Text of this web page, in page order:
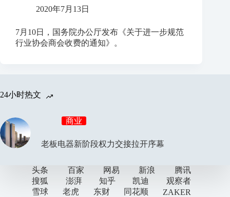
2020年7月13日
7月10日，国务院办公厅发布《关于进一步规范
行业协会商会收费的通知》。
24小时热文
商业
老板电器新阶段权力交接拉开序幕
头条 百家 网易 新浪
腾讯
搜狐
澎湃 知乎 凯迪
观察者
雪球
老虎 东财 同花顺 ZAKER